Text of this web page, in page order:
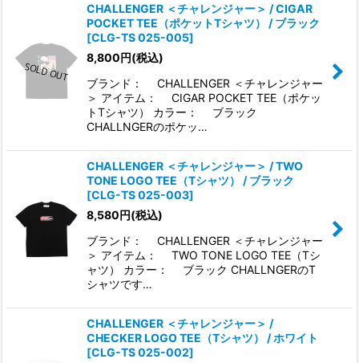
CHALLENGER ＜チャレンジャー＞ / CIGAR
POCKET TEE（ポケットTシャツ） / ブラック
[CLG-TS 025-005]
8,800円(税込)
ブランド： CHALLENGER ＜チャレンジャー
＞ アイテム： CIGAR POCKET TEE（ポケッ
トTシャツ） カラー： ブラック
CHALLNGERのポケッ…
CHALLENGER ＜チャレンジャー＞ / TWO
TONE LOGO TEE（Tシャツ） / ブラック
[CLG-TS 025-003]
8,580円(税込)
ブランド： CHALLENGER ＜チャレンジャー
＞ アイテム： TWO TONE LOGO TEE（Tシ
ャツ） カラー： ブラック CHALLNGERのT
シャツです…
CHALLENGER ＜チャレンジャー＞ /
CHECKER LOGO TEE（Tシャツ） / ホワイト
[CLG-TS 025-002]